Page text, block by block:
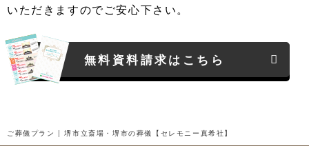
いただきますのでご安心下さい。
無料資料請求はこちら
ご葬儀プラン | 堺市立斎場・堺市の葬儀【セレモニー真希社】